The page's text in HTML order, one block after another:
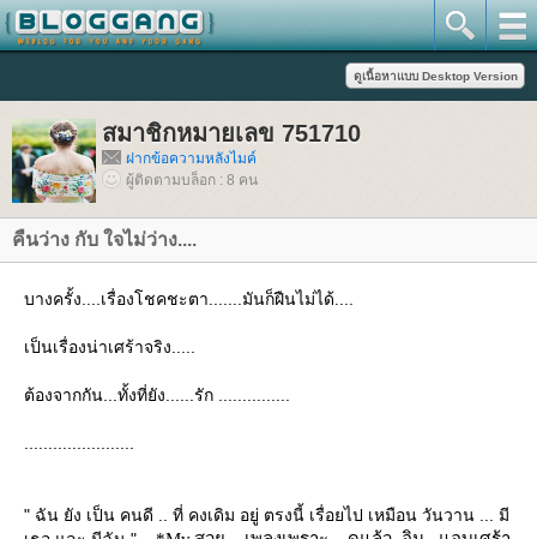
สมาชิกหมายเลข 751710
ฝากข้อความหลังไมค์
ผู้ติดตามบล็อก : 8 คน
คืนว่าง กับ ใจไม่ว่าง....
บางครั้ง....เรื่องโชคชะตา.......มันก็ฝืนไม่ได้....
เป็นเรื่องน่าเศร้าจริง.....
ต้องจากกัน...ทั้งที่ยัง......รัก ...............
" ฉัน ยัง เป็น คนดี .. ที่ คงเดิม อยู่ ตรงนี้ เรื่อยไป เหมือน วันวาน ... มี